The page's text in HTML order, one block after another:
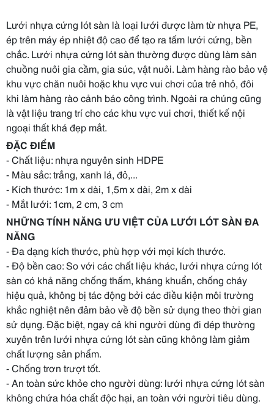
Lưới nhựa cứng lót sàn là loại lưới được làm từ nhựa PE,
ép trên máy ép nhiệt độ cao để tạo ra tấm lưới cứng, bền
chắc. Lưới nhựa cứng lót sàn thường được dùng làm sàn
chuồng nuôi gia cầm, gia súc, vật nuôi. Làm hàng rào bảo vệ
khu vực chăn nuôi hoặc khu vực vui chơi của trẻ nhỏ, đôi
khi làm hàng rào cảnh báo công trình. Ngoài ra chúng cũng
là vật liệu trang trí cho các khu vực vui chơi, thiết kế nội
ngoại thất khá đẹp mắt.
ĐẶC ĐIỂM
- Chất liệu: nhựa nguyên sinh HDPE
- Màu sắc: trắng, xanh lá, đỏ,...
- Kích thước: 1m x dài, 1,5m x dài, 2m x dài
- Mắt lưới: 1cm, 2 cm, 3 cm
NHỮNG TÍNH NĂNG ƯU VIỆT CỦA LƯỚI LÓT SÀN ĐA
NĂNG
- Đa dạng kích thước, phù hợp với mọi kích thước.
- Độ bền cao: So với các chất liệu khác, lưới nhựa cứng lót
sàn có khả năng chống thấm, kháng khuẩn, chống cháy
hiệu quả, không bị tác động bởi các điều kiện môi trường
khắc nghiệt nên đảm bảo về độ bền sử dụng theo thời gian
sử dụng. Đặc biệt, ngay cả khi người dùng đi dép thường
xuyên trên lưới nhựa cứng lót sàn cũng không làm giảm
chất lượng sản phẩm.
- Chống trơn trượt tốt.
- An toàn sức khỏe cho người dùng: lưới nhựa cứng lót sàn
không chứa hóa chất độc hại, an toàn với người tiêu dùng.